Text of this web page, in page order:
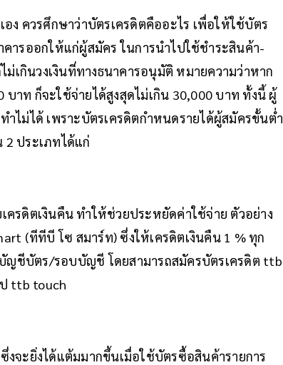
ง ควรศึกษาว่าบัตรเครดิตคืออะไร เพื่อให้ใช้บัตร
ารออกให้แก่ผู้สมัคร ในการนำไปใช้ชำระสินค้า-
ม่เกินวงเงินที่ทางธนาคารอนุมัติ หมายความว่าหาก
าท ก็จะใช้จ่ายได้สูงสุดไม่เกิน 30,000 บาท ทั้งนี้ ผู้
ไม่ได้ เพราะบัตรเครดิตกำหนดรายได้ผู้สมัครขั้นต่ำ
2 ประเภทได้แก่
รดิตเงินคืน ทำให้ช่วยประหยัดค่าใช้จ่าย ตัวอย่าง
(ทีทีบี โซ สมาร์ท) ซึ่งให้เครดิตเงินคืน 1 % ทุก
ญชีบัตร/รอบบัญชี โดยสามารถสมัครบัตรเครดิต ttb
ttb touch
จะยิ่งได้แต้มมากขึ้นเมื่อใช้บัตรซื้อสินค้ารายการ